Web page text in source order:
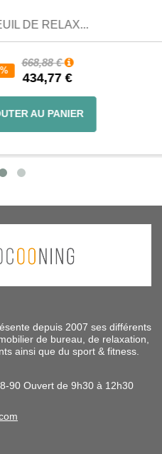
RELAX...
€
€
AU PANIER
depuis 2007 ses différents
de bureau, de relaxation,
ainsi que du sport & fitness.
90 Ouvert de 9h30 à 12h30